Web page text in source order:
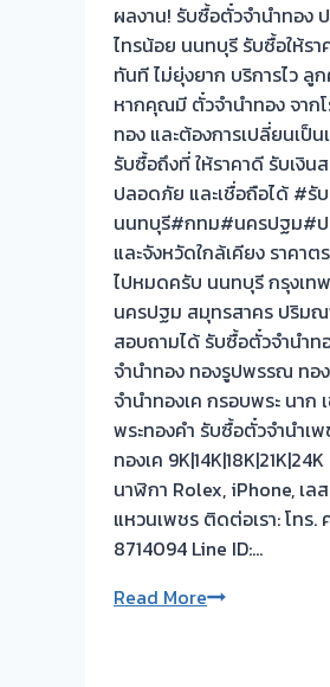
ร้าน
ทอง
ประเมิน
หน้า
ตั๋ว
ฟรี
จ่าย
สด
ทันที
ไม่
ต้อง
รอ
จบไว
ผลงาน! รับซื้อตั๋วจำนำทอง
ไทรน้อย นนทบุรี รับซื้อให้รา
ทันที ไม่ยุ่งยาก บริการไว ลู
หากคุณมี ตั๋วจำนำทอง จากโ
ทอง และต้องการเปลี่ยนเป็น
รับซื้อถึงที่ ให้ราคาดี รับเงิ
ปลอดภัย และเชื่อถือได้ #รั
นนทบุรี#กทม#นครปฐม#
และจังหวัดใกล้เคียง ราคาต
ไปหมดครับ นนทบุรี กรุงเท
นครปฐม สมุทรสาคร ปริม
สอบถามได้ รับซื้อตั๋วจำนำท
จำนำทอง ทองรูปพรรณ ทอ
จำนำทองเค กรอบพระ นาก
พระทองคำ รับซื้อตั๋วจำนำเ
ทองเค
นาฬิกา Rolex, iPhone, เล
แหวนเพชร ติดต่อเรา: โท
8714094 Line ID:…
Read Moreรับ